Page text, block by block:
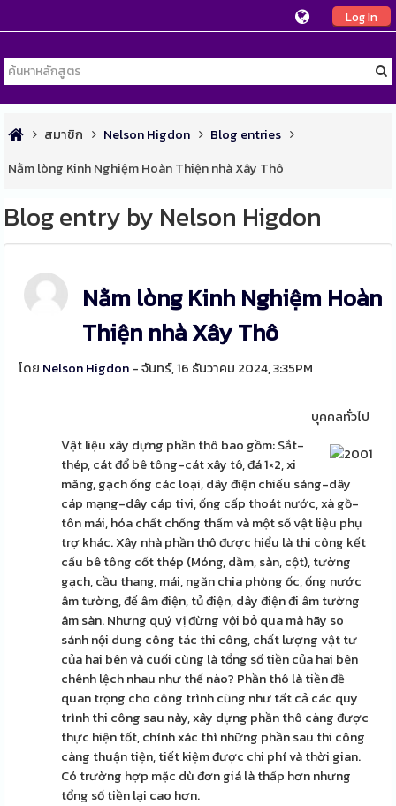
Log In
สมาชิก Nelson Higdon
Blog entries
Nằm lòng Kinh Nghiệm Hoàn Thiện nhà Xây Thô
Blog entry by Nelson Higdon
Nằm lòng Kinh Nghiệm Hoàn
Thiện nhà Xây Thô
โดย Nelson Higdon- จันทร์, 16 ธันวาคม 2024, 3:35PM
บุคคลทั่วไป
Vật liệu xây dựng phần thô bao gồm: Sắt-
thép, cát đổ bê tông-cát xây tô, đá 1×2, xi
măng, gạch ống các loại, dây điện chiếu sáng-dây
cáp mạng-dây cáp tivi, ống cấp thoát nước, xà gồ-
tôn mái, hóa chất chống thấm và một số vật liệu phụ
trợ khác. Xây nhà phần thô được hiểu là thi công kết
cấu bê tông cốt thép (Móng, dầm, sàn, cột), tường
gạch, cầu thang, mái, ngăn chia phòng ốc, ống nước
âm tường, đế âm điện, tủ điện, dây điện đi âm tường
âm sàn. Nhưng quý vị đừng vội bỏ qua mà hãy so
sánh nội dung công tác thi công, chất lượng vật tư
của hai bên và cuối cùng là tổng số tiền của hai bên
chênh lệch nhau như thế nào? Phần thô là tiền đề
quan trọng cho công trình cũng như tất cả các quy
trình thi công sau này, xây dựng phần thô càng được
thực hiện tốt, chính xác thì những phần sau thi công
càng thuận tiện, tiết kiệm được chi phí và thời gian.
Có trường hợp mặc dù đơn giá là thấp hơn nhưng
tổng số tiền lại cao hơn.